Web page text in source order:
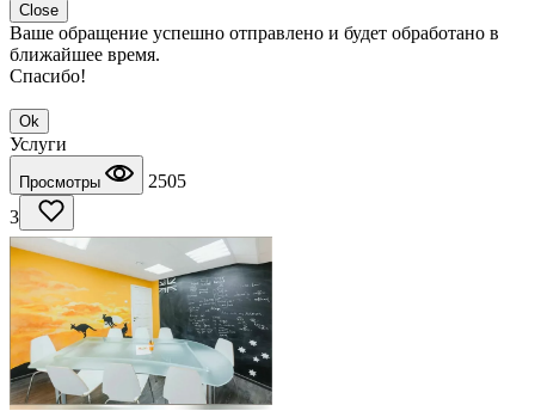
Close
Ваше обращение успешно отправлено и будет обработано в
ближайшее время.
Спасибо!
Ok
Услуги
Просмотры
2505
3